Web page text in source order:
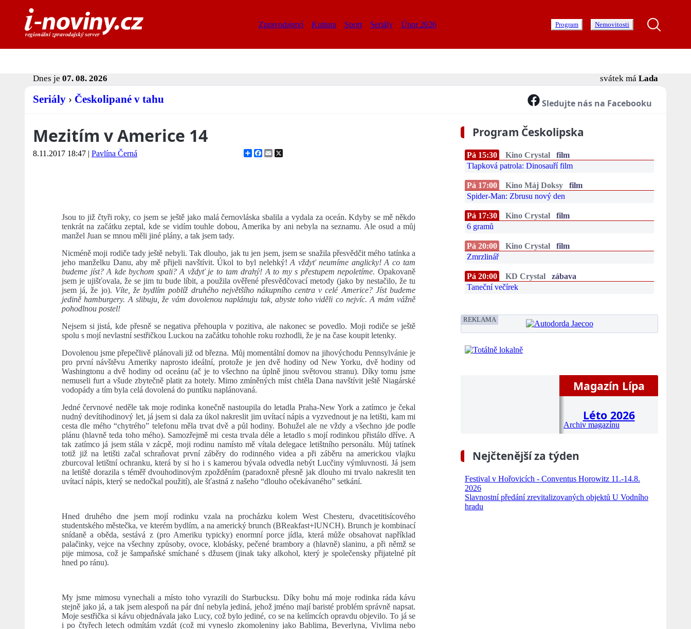
Zpravodajství Kultura Sport Seriály Únor 2026 Program Nemovitosti
Dnes je 07. 08. 2026 svátek má Lada
Seriály › Českolipané v tahu Sledujte nás na Facebooku
Mezitím v Americe 14
8.11.2017 18:47 | Pavlína Černá ShareFacebook
Email
Jsou to již čtyři roky, co jsem se ještě jako malá černovláska sbalila a vydala za oceán. Kdyby se mě někdo
tenkrát na začátku zeptal, kde se vidím touhle dobou, Amerika by ani nebyla na seznamu. Ale osud a můj
manžel Juan se mnou měli jiné plány, a tak jsem tady.
Nicméně moji rodiče tady ještě nebyli. Tak dlouho, jak tu jen jsem, jsem se snažila přesvědčit mého tatínka a
jeho manželku Danu, aby mě přijeli navštívit. Úkol to byl nelehký!A vždyť neumíme anglicky! A co tam
budeme jíst? A kde bychom spali? A vždyť je to tam drahý! A to my s přestupem nepoletíme. Opakovaně
jsem je ujišťovala, že se jim tu bude líbit, a použila ověřené přesvědčovací metody (jako by nestačilo, že tu
jsem já, že jo). Víte, že bydlím poblíž druhého největšího nákupního centra v celé Americe? Jíst budeme
jedině hamburgery. A slibuju, že vám dovolenou naplánuju tak, abyste toho viděli co nejvíc. A mám vážně
pohodlnou postel!
Nejsem si jistá, kde přesně se negativa přehoupla v pozitiva, ale nakonec se povedlo. Moji rodiče se ještě
spolu s mojí nevlastní sestřičkou Luckou na začátku tohohle roku rozhodli, že je na čase koupit letenky.
Dovolenou jsme přepečlivě plánovali již od března. Můj momentální domov na jihovýchodu Pennsylvánie je
pro první návštěvu Ameriky naprosto ideální, protože je jen dvě hodiny od New Yorku, dvě hodiny od
Washingtonu a dvě hodiny od oceánu (ač je to všechno na úplně jinou světovou stranu). Díky tomu jsme
nemuseli furt a všude zbytečně platit za hotely. Mimo zmíněných míst chtěla Dana navštívit ještě Niagárské
vodopády a tím byla celá dovolená do puntíku naplánovaná.
Jedné červnové neděle tak moje rodinka konečně nastoupila do letadla Praha-New York a zatímco je čekal
nudný devítihodinový let, já jsem si dala za úkol nakreslit jim uvítací nápis a vyzvednout je na letišti, kam mi
cesta dle mého “chytrého” telefonu měla trvat dvě a půl hodiny. Bohužel ale ne vždy a všechno jde podle
plánu (hlavně teda toho mého). Samozřejmě mi cesta trvala déle a letadlo s mojí rodinkou přistálo dříve. A
tak zatímco já jsem stála v zácpě, moji rodinu namísto mě vítala delegace letištního personálu. Můj tatínek
totiž již na letišti začal schraňovat první záběry do rodinného videa a při záběru na americkou vlajku
zburcoval letištní ochranku, která by si ho i s kamerou bývala odvedla nebýt Lucčiny výmluvnosti. Já jsem
na letiště dorazila s téměř dvouhodinovým zpožděním (paradoxně přesně jak dlouho mi trvalo nakreslit ten
uvítací nápis, který se nedočkal použití), ale šťastná z našeho “dlouho očekávaného” setkání.
Hned druhého dne jsem mojí rodinku vzala na procházku kolem West Chesteru, dvacetitisícového
studentského městečka, ve kterém bydlím, a na americký brunch (BReakfast+lUNCH). Brunch je kombinací
snídaně a oběda, sestává z (pro Ameriku typicky) enormní porce jídla, která může obsahovat například
palačinky, vejce na všechny způsoby, ovoce, klobásky, pečené brambory a (hlavně) slaninu, a při němž se
pije mimosa, což je šampaňské smíchané s džusem (jinak taky alkohol, který je společensky přijatelné pít
hned po ránu).
My jsme mimosu vynechali a místo toho vyrazili do Starbucksu. Díky bohu má moje rodinka ráda kávu
stejně jako já, a tak jsem alespoň na pár dní nebyla jediná, jehož jméno mají baristé problém správně napsat.
Moje sestřička si kávu objednávala jako Lucy, což bylo jediné, co se na kelímcích opravdu objevilo. To já se
i po čtyřech letech odmítám vzdát (což mi vyneslo zkomoleniny jako Bablima, Beverlyna, Vivlima nebo
Program Českolipska
Pá 15:30 Kino Crystal
film
Tlapková patrola: Dinosauří film
Pá 17:00 Kino Máj Doksy
film
Spider-Man: Zbrusu nový den
Pá 17:30 Kino Crystal
film
6 gramů
Pá 20:00 Kino Crystal
film
Zmrzlinář
Pá 20:00 KD Crystal
zábava
Taneční večírek
REKLAMA
Magazín Lípa
Léto 2026
Archiv magazínu
Nejčtenější za týden
Festival v Hořovicích - Conventus Horowitz 11.-14.8.
2026
Slavnostní předání zrevitalizovaných objektů U Vodního
hradu